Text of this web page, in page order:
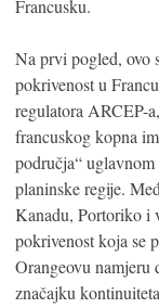
Francusku.
Na prvi pogled, ovo
pokrivenost u
regulatora ARCEP-
francuskog kopna
područja“
planinske regije.
Kanadu, Portoriko i
pokrivenost koja se
Orangeovu namjeru
značajku